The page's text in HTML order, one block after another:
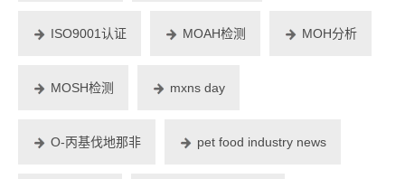
ISO9001认证 MOAH检测 MOH分析
MOSH检测 mxns day
O-丙基伐地那非 pet food industry news